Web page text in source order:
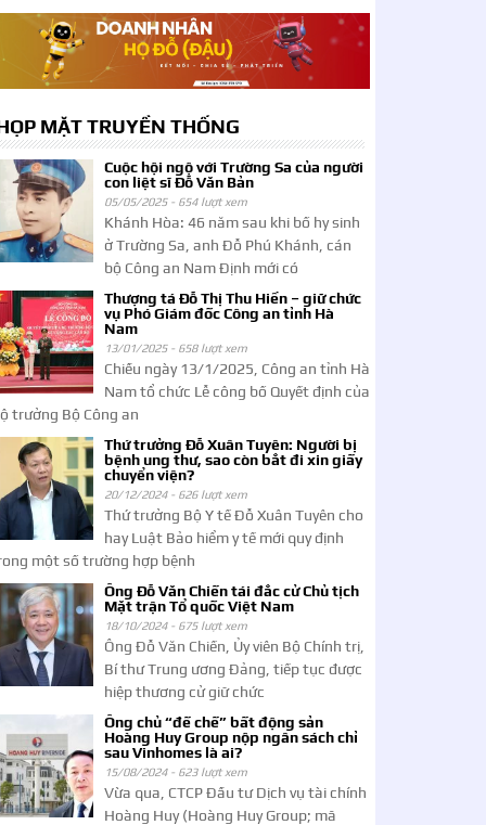
MẶT TRUYỀN THỐNG
Cuộc hội ngộ với Trường Sa của người
con liệt sĩ Đỗ Văn Bản
05/05/2025 - 654 lượt xem
Khánh Hòa: 46 năm sau khi bố hy sinh
ở Trường Sa, anh Đỗ Phú Khánh, cán
bộ Công an Nam Định mới có
Thượng tá Đỗ Thị Thu Hiền – giữ chức
vụ Phó Giám đốc Công an tỉnh Hà
Nam
13/01/2025 - 658 lượt xem
Chiều ngày 13/1/2025, Công an tỉnh Hà
Nam tổ chức Lễ công bố Quyết định của
trưởng Bộ Công an
Thứ trưởng Đỗ Xuân Tuyên: Người bị
bệnh ung thư, sao còn bắt đi xin giấy
chuyển viện?
20/12/2024 - 626 lượt xem
Thứ trưởng Bộ Y tế Đỗ Xuân Tuyên cho
hay Luật Bảo hiểm y tế mới quy định
một số trường hợp bệnh
Ông Đỗ Văn Chiến tái đắc cử Chủ tịch
Mặt trận Tổ quốc Việt Nam
18/10/2024 - 675 lượt xem
Ông Đỗ Văn Chiến, Ủy viên Bộ Chính trị,
Bí thư Trung ương Đảng, tiếp tục được
hiệp thương cử giữ chức
Ông chủ “đế chế” bất động sản
Hoàng Huy Group nộp ngân sách chỉ
sau Vinhomes là ai?
15/08/2024 - 623 lượt xem
Vừa qua, CTCP Đầu tư Dịch vụ tài chính
Hoàng Huy (Hoàng Huy Group; mã